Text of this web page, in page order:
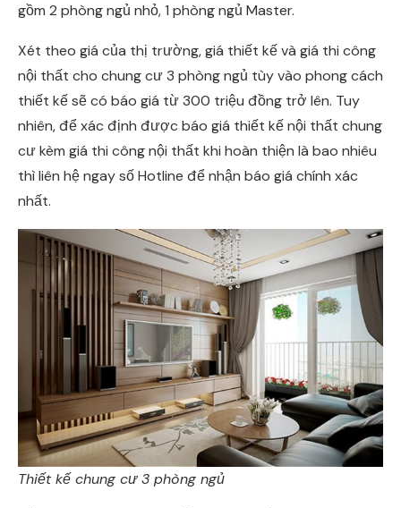
gồm 2 phòng ngủ nhỏ, 1 phòng ngủ Master.
Xét theo giá của thị trường, giá thiết kế và giá thi công
nội thất cho chung cư 3 phòng ngủ tùy vào phong cách
thiết kế sẽ có báo giá từ 300 triệu đồng trở lên. Tuy
nhiên, để xác định được báo giá thiết kế nội thất chung
cư kèm giá thi công nội thất khi hoàn thiện là bao nhiêu
thì liên hệ ngay số Hotline để nhận báo giá chính xác
nhất.
Thiết kế chung cư 3 phòng ngủ